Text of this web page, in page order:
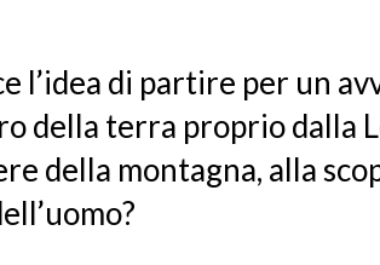
l’idea di partire per un
della terra proprio dalla
della montagna, alla